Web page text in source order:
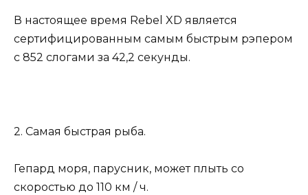
В настоящее время Rebel XD является
сертифицированным самым быстрым рэпером
с 852 слогами за 42,2 секунды.
2. Самая быстрая рыба.
Гепард моря, парусник, может плыть со
скоростью до 110 км / ч.